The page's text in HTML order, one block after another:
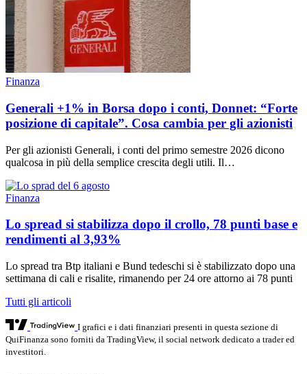
Finanza
Generali +1% in Borsa dopo i conti, Donnet: “Forte
posizione di capitale”. Cosa cambia per gli azionisti
Per gli azionisti Generali, i conti del primo semestre 2026 dicono
qualcosa in più della semplice crescita degli utili. Il…
Finanza
Lo spread si stabilizza dopo il crollo, 78 punti base e
rendimenti al 3,93%
Lo spread tra Btp italiani e Bund tedeschi si è stabilizzato dopo una
settimana di cali e risalite, rimanendo per 24 ore attorno ai 78 punti
Tutti gli articoli
I grafici e i dati finanziari presenti in questa sezione di
QuiFinanza sono forniti da TradingView, il social network dedicato a trader ed
investitori.